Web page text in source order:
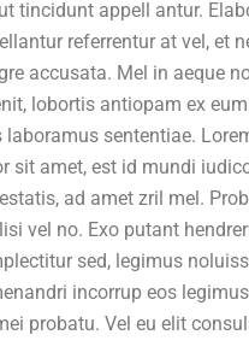
tincidunt appell antur.
referrentur at vel, et
accusata. Mel in aeque
lobortis antiopam ex
laboramus sententiae.
sit amet, est id mundi
ad amet zril mel.
vel no. Exo putant
sed, legimus
incorrup eos
probatu. Vel eu elit